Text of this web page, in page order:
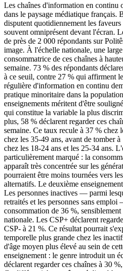
Les chaînes d'information en continu
dans le paysage médiatique
disputent quotidiennement les
souvent omniprésent devant l'écran.
de près de 2 000 répondants sur
image. À l'échelle nationale, une
consommatrice de ces chaînes à
semaine. 73 % des répondants
à ce seuil, contre 27 % qui affirment
régulière d'information en continu
pratique minoritaire dans la
enseignements méritent d'être
qui constitue la variable la plus
plus, 58 % déclarent regarder ces
semaine. Ce taux recule à 37 % chez
chez les 35-49 ans, avant de tomber
chez les 18-24 ans et les 25-34 ans.
particulièrement marqué : la
apparaît très concentrée sur les
pourraient être moins tournées vers
alternatifs. Le deuxième
Les personnes inactives — parmi
retraités et les personnes sans
consommation de 36 %,
nationale. Les CSP+ déclarent
CSP- à 21 %. Ce résultat pourrait
temporelle plus grande chez les
d'âge moyen plus élevé au sein de
enseignement : le genre introduit un
déclarent regarder ces chaînes à 30